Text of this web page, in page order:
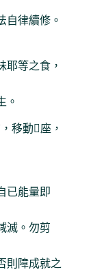
自律續修。
耶等之食，
。
移動座，
已能量即
滅。勿剪
則障成就之